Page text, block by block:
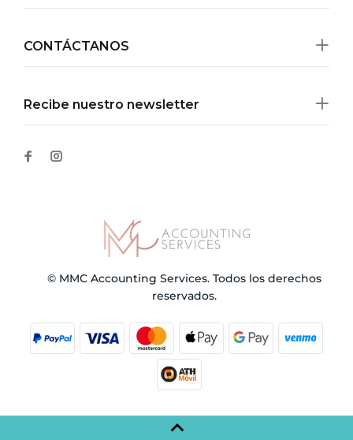
Recibe nuestro newsletter
CONTÁCTANOS
© MMC Accounting Services. Todos los derechos
reservados.